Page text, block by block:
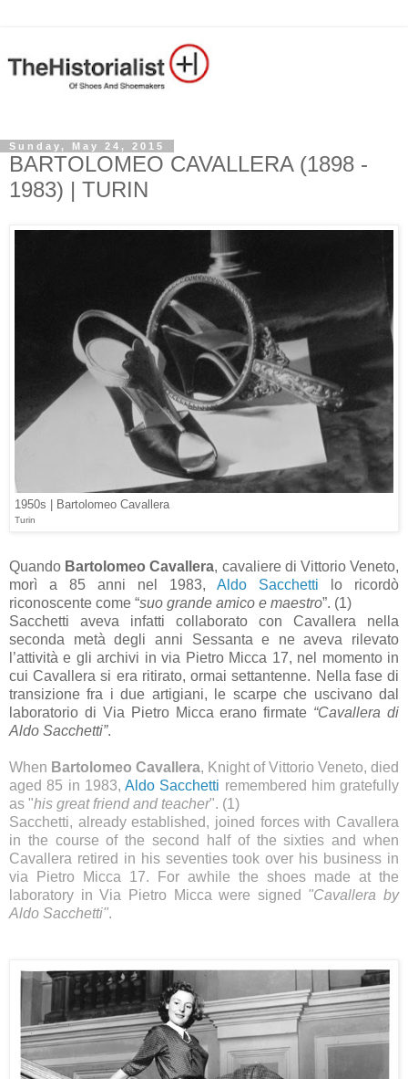
Sunday, May 24, 2015
BARTOLOMEO CAVALLERA (1898 -
1983) | TURIN
1950s | Bartolomeo Cavallera
Turin
Quando Bartolomeo Cavallera, cavaliere di Vittorio Veneto,
morì a 85 anni nel 1983, Aldo Sacchetti lo ricordò
riconoscente come “suo grande amico e maestro”. (1)
Sacchetti aveva infatti collaborato con Cavallera nella
seconda metà degli anni Sessanta e ne aveva rilevato
l’attività e gli archivi in via Pietro Micca 17, nel momento in
cui Cavallera si era ritirato, ormai settantenne. Nella fase di
transizione fra i due artigiani, le scarpe che uscivano dal
laboratorio di Via Pietro Micca erano firmate “Cavallera di
Aldo Sacchetti”.
When Bartolomeo Cavallera, Knight of Vittorio Veneto, died
aged 85 in 1983, Aldo Sacchetti remembered him gratefully
as "his great friend and teacher". (1)
Sacchetti, already established, joined forces with Cavallera
in the course of the second half of the sixties and when
Cavallera retired in his seventies took over his business in
via Pietro Micca 17. For awhile the shoes made at the
laboratory in Via Pietro Micca were signed "Cavallera by
Aldo Sacchetti".